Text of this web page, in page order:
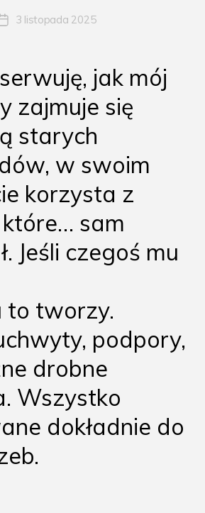
Data3 listopada 2025
jak mój
zajmuje się
starych
w swoim
korzysta z
sam
Jeśli czegoś mu
to tworzy.
podpory,
drobne
Wszystko
dokładnie do